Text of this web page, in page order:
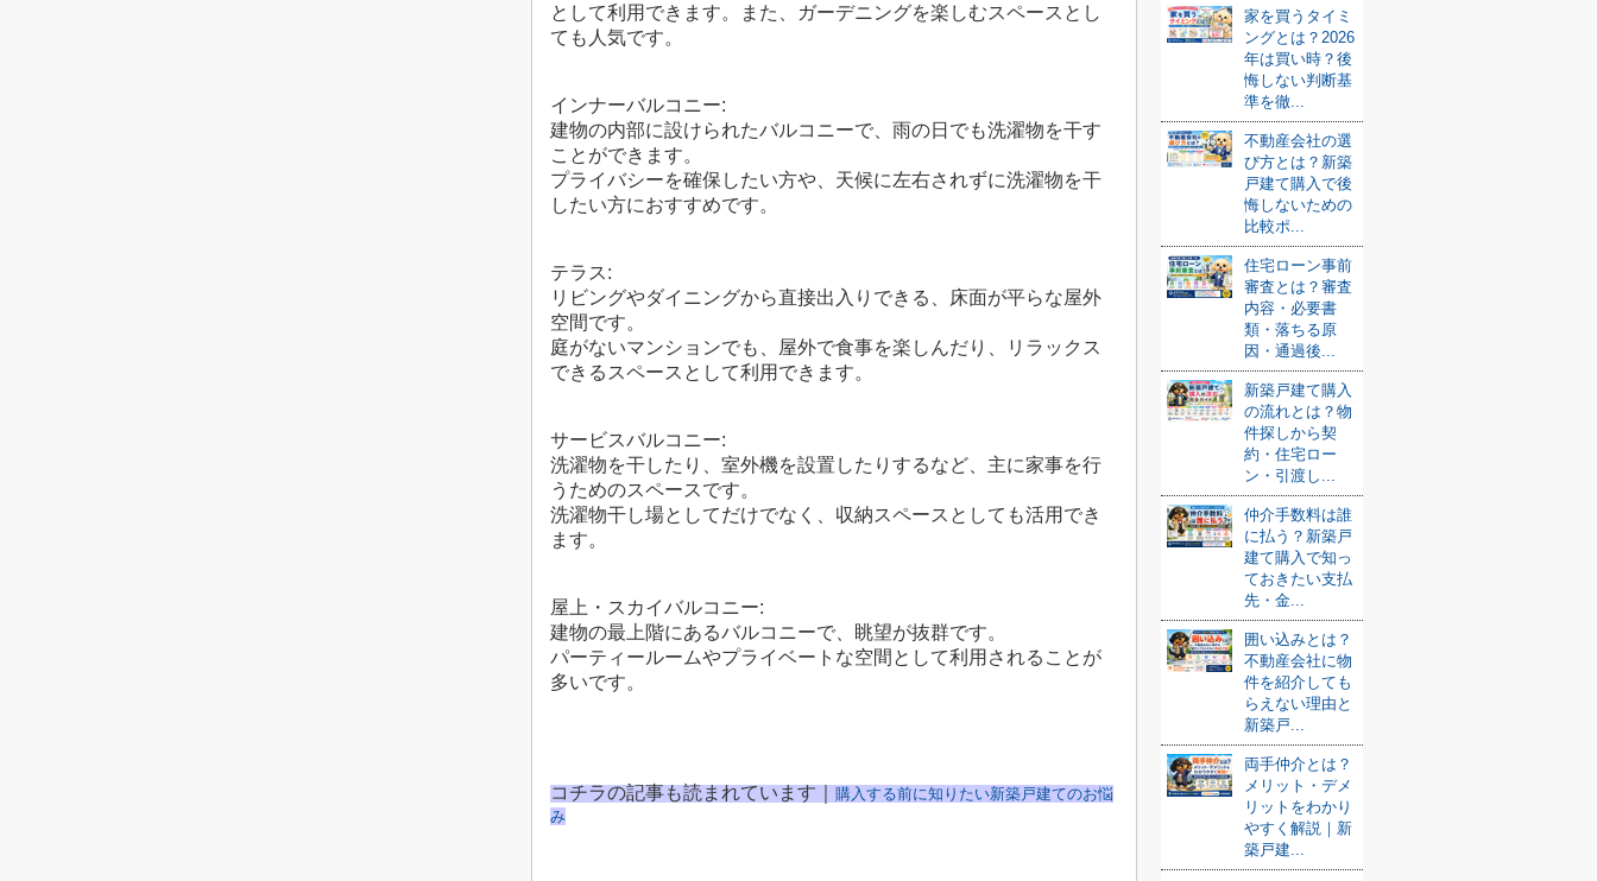
として利用できます。また、ガーデニングを楽しむスペースとし
ても人気です。
インナーバルコニー:
建物の内部に設けられたバルコニーで、雨の日でも洗濯物を干す
ことができます。
プライバシーを確保したい方や、天候に左右されずに洗濯物を干
したい方におすすめです。
テラス:
リビングやダイニングから直接出入りできる、床面が平らな屋外
空間です。
庭がないマンションでも、屋外で食事を楽しんだり、リラックス
できるスペースとして利用できます。
サービスバルコニー:
洗濯物を干したり、室外機を設置したりするなど、主に家事を行
うためのスペースです。
洗濯物干し場としてだけでなく、収納スペースとしても活用でき
ます。
屋上・スカイバルコニー:
建物の最上階にあるバルコニーで、眺望が抜群です。
パーティールームやプライベートな空間として利用されることが
多いです。
コチラの記事も読まれています｜
購入する前に知りたい新築戸建てのお悩
み
家を買うタイミ
ングとは？2026
年は買い時？後
悔しない判断基
準を徹...
不動産会社の選
び方とは？新築
戸建て購入で後
悔しないための
比較ポ...
住宅ローン事前
審査とは？審査
内容・必要書
類・落ちる原
因・通過後...
新築戸建て購入
の流れとは？物
件探しから契
約・住宅ロー
ン・引渡し...
仲介手数料は誰
に払う？新築戸
建て購入で知っ
ておきたい支払
先・金...
囲い込みとは？
不動産会社に物
件を紹介しても
らえない理由と
新築戸...
両手仲介とは？
メリット・デメ
リットをわかり
やすく解説｜新
築戸建...